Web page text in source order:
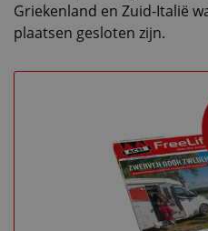
Griekenland en Zuid-Italië
plaatsen gesloten zijn.